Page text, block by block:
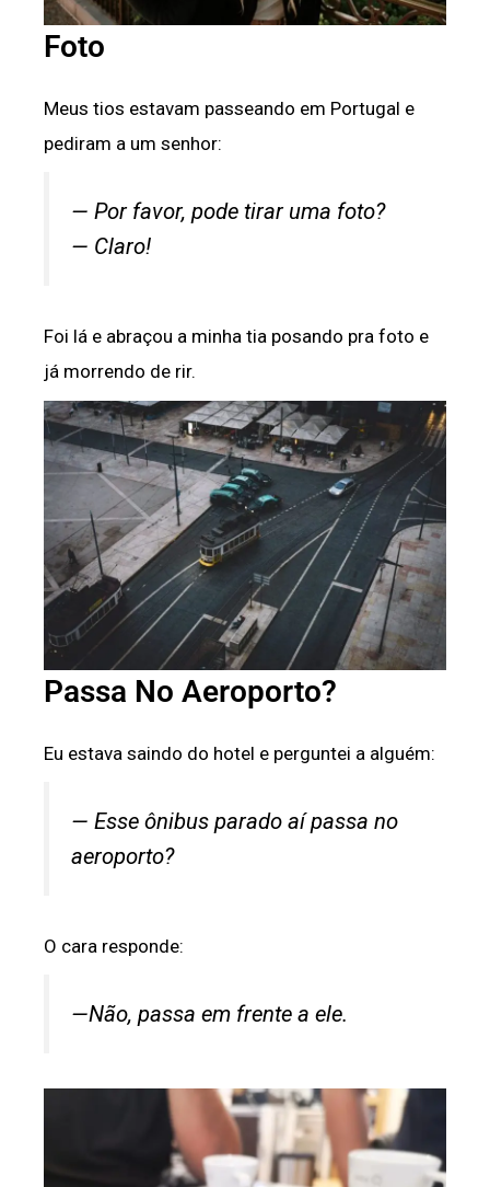
Foto
Meus tios estavam passeando em Portugal e
pediram a um senhor:
— Por favor, pode tirar uma foto?
— Claro!
Foi lá e abraçou a minha tia posando pra foto e
já morrendo de rir.
Passa No Aeroporto?
Eu estava saindo do hotel e perguntei a alguém:
— Esse ônibus parado aí passa no
aeroporto?
O cara responde:
—Não, passa em frente a ele.